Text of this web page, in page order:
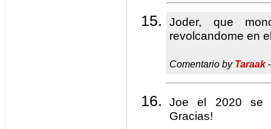
Joder, que
revolcandome en
Comentario by Taraak
Joe el 2020 se
Gracias!